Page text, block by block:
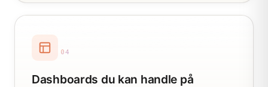
04
Dashboards du kan handle på